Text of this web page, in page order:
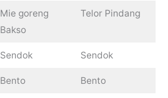
Mie goreng
Bakso
Telor Pindang
Sendok Sendok
Bento Bento